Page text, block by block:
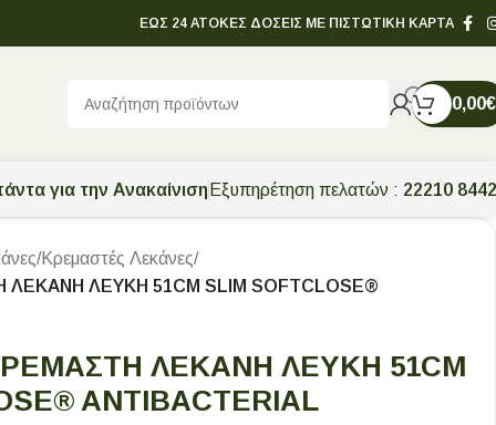
ΕΩΣ 24 ΑΤΟΚΕΣ ΔΟΣΕΙΣ ΜΕ ΠΙΣΤΩΤΙΚΗ ΚΑΡΤΑ
0,00€
για την Ανακαίνιση Εξυπηρέτηση πελατών : 22210
/Κρεμαστές Λεκάνες/
ΛΕΚΑΝΗ ΛΕΥΚΗ 51CM SLIM SOFTCLOSE®
ΛΕΚΑΝΗ ΛΕΥΚΗ 51CM
ANTIBACTERIAL